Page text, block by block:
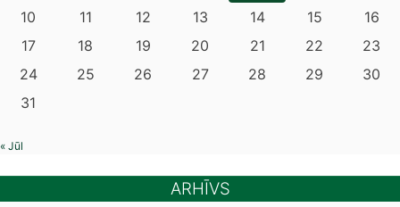
10
11 12 13 14 15
16
17
18 19 20 21 22
23
24
25 26 27 28 29
30
31
« Jūl
ARHĪVS